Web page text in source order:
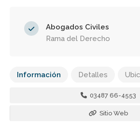
Abogados Civiles
Rama del Derecho
Información Detalles
03487 66-4553
Sitio Web